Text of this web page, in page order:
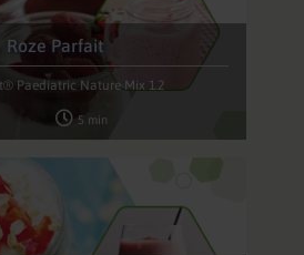
Roze Parfait
Paediatric Nature Mix 1.2
5 min